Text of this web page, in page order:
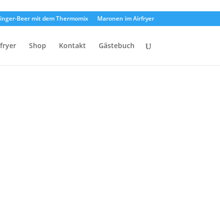
Beer mit dem Thermomix Maronen im Airfryer
Shop Kontakt Gästebuch